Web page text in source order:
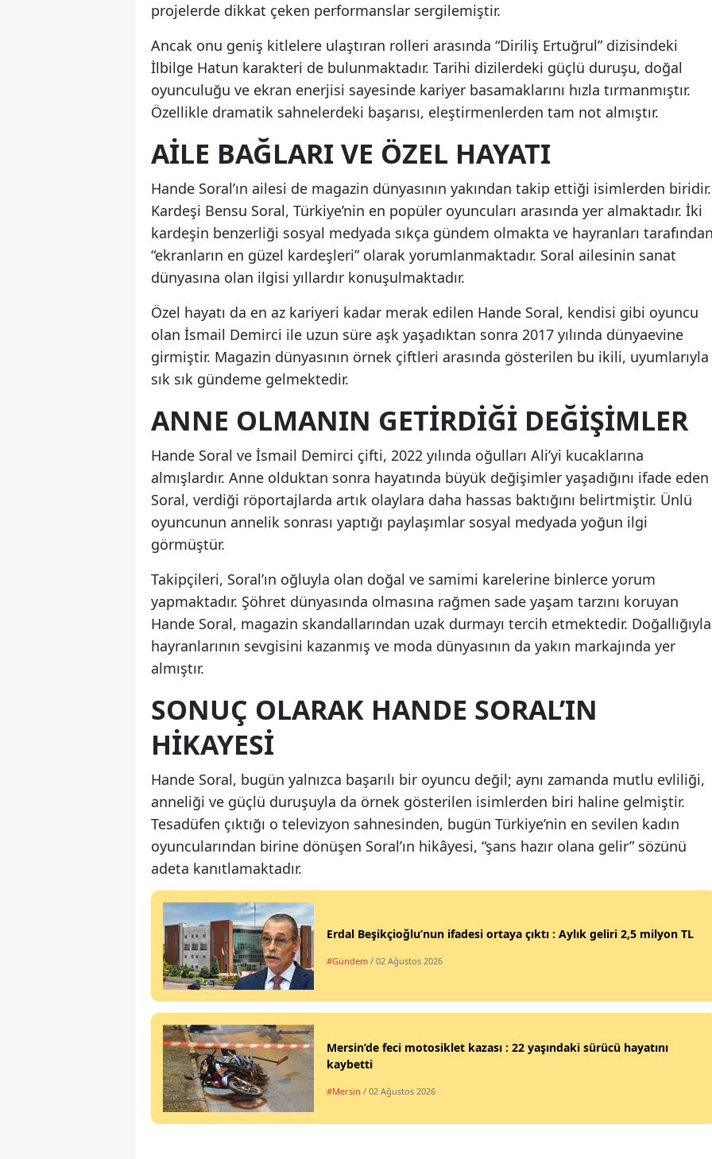
Ordu
Rize
Sakarya
Samsun
Sinop
Sivas
Tekirdağ
Tokat
Trabzon
Uşak
Yozgat
Zonguldak
Bayburt
Karaman
Kırıkkale
Şırnak
Iğdır
Yalova
Osmaniye
Düzce
projelerde dikkat çeken performanslar sergilemiştir.
Ancak onu geniş kitlelere ulaştıran rolleri arasında “Diriliş Ertuğrul” dizisindeki
İlbilge Hatun karakteri de bulunmaktadır. Tarihi dizilerdeki güçlü duruşu, doğal
oyunculuğu ve ekran enerjisi sayesinde kariyer basamaklarını hızla tırmanmıştır.
Özellikle dramatik sahnelerdeki başarısı, eleştirmenlerden tam not almıştır.
AILE BAĞLARI VE ÖZEL HAYATI
Hande Soral’ın ailesi de magazin dünyasının yakından takip ettiği isimlerden biridir.
Kardeşi Bensu Soral, Türkiye’nin en popüler oyuncuları arasında yer almaktadır. İki
kardeşin benzerliği sosyal medyada sıkça gündem olmakta ve hayranları
“ekranların en güzel kardeşleri” olarak yorumlanmaktadır. Soral ailesinin sanat
dünyasına olan ilgisi yıllardır konuşulmaktadır.
Özel hayatı da en az kariyeri kadar merak edilen Hande Soral, kendisi gibi oyuncu
olan İsmail Demirci ile uzun süre aşk yaşadıktan sonra 2017 yılında dünyaevine
girmiştir. Magazin dünyasının örnek çiftleri arasında gösterilen bu ikili, uyumlarıyla
sık sık gündeme gelmektedir.
ANNE OLMANIN GETIRDIĞI DEĞIŞIMLER
Hande Soral ve İsmail Demirci çifti, 2022 yılında oğulları Ali’yi kucaklarına
almışlardır. Anne olduktan sonra hayatında büyük değişimler yaşadığını ifade eden
Soral, verdiği röportajlarda artık olaylara daha hassas baktığını belirtmiştir. Ünlü
oyuncunun annelik sonrası yaptığı paylaşımlar sosyal medyada yoğun ilgi
görmüştür.
Takipçileri, Soral’ın oğluyla olan doğal ve samimi karelerine binlerce yorum
yapmaktadır. Şöhret dünyasında olmasına rağmen sade yaşam tarzını koruyan
Hande Soral, magazin skandallarından uzak durmayı tercih etmektedir. Doğallığıyla
hayranlarının sevgisini kazanmış ve moda dünyasının da yakın markajında yer
almıştır.
SONUÇ OLARAK HANDE SORAL’IN
HIKAYESI
Hande Soral, bugün yalnızca başarılı bir oyuncu değil; aynı zamanda mutlu evliliği,
anneliği ve güçlü duruşuyla da örnek gösterilen isimlerden biri haline gelmiştir.
Tesadüfen çıktığı o televizyon sahnesinden, bugün Türkiye’nin en sevilen kadın
oyuncularından birine dönüşen Soral’ın hikâyesi, “şans hazır olana gelir” sözünü
adeta kanıtlamaktadır.
Erdal Beşikçioğlu’nun ifadesi ortaya çıktı : Aylık geliri 2,5 milyon TL
#Gündem / 02 Ağustos 2026
Mersin’de feci motosiklet kazası : 22 yaşındaki sürücü hayatını
kaybetti
#Mersin / 02 Ağustos 2026